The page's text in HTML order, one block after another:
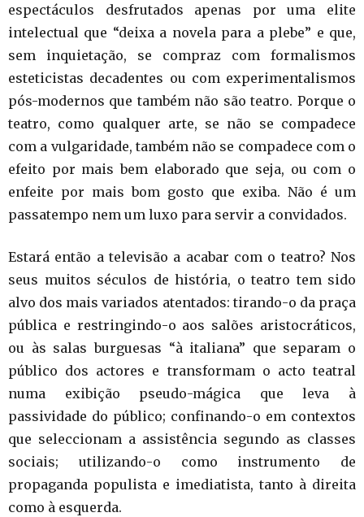
espectáculos desfrutados apenas por uma elite
intelectual que “deixa a novela para a plebe” e que,
sem inquietação, se compraz com formalismos
esteticistas decadentes ou com experimentalismos
pós-modernos que também não são teatro. Porque o
teatro, como qualquer arte, se não se compadece
com a vulgaridade, também não se compadece com o
efeito por mais bem elaborado que seja, ou com o
enfeite por mais bom gosto que exiba. Não é um
passatempo nem um luxo para servir a convidados.
Estará então a televisão a acabar com o teatro? Nos
seus muitos séculos de história, o teatro tem sido
alvo dos mais variados atentados: tirando-o da praça
pública e restringindo-o aos salões aristocráticos,
ou às salas burguesas “à italiana” que separam o
público dos actores e transformam o acto teatral
numa exibição pseudo-mágica que leva à
passividade do público; confinando-o em contextos
que seleccionam a assistência segundo as classes
sociais; utilizando-o como instrumento de
propaganda populista e imediatista, tanto à direita
como à esquerda.